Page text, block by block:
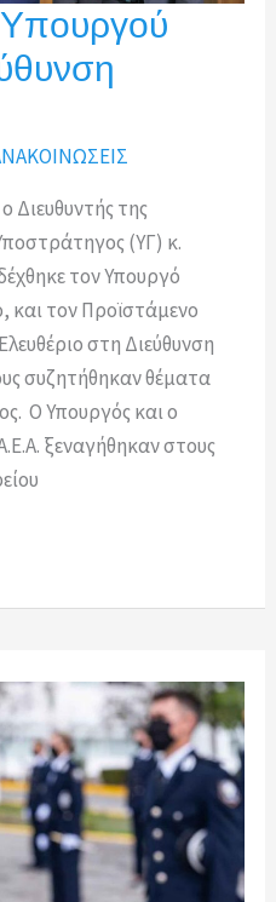
Διευθυντής της
(ΥΓ) κ.
τον Υπουργό
και τον Προϊστάμενο
στη Διεύθυνση
συζητήθηκαν θέματα
Ο Υπουργός και ο
ξεναγήθηκαν στους